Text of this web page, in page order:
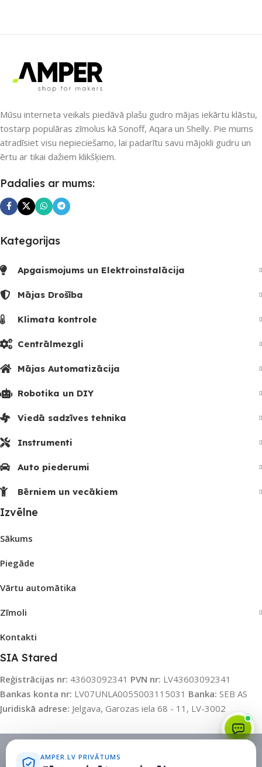
PIEEJAMS UZREIZ
Nē
UZREIZ PIEEJAMAIS
SKAITS
PIEEJAMS UZREIZ
Nē
Mūsu interneta veikals piedāvā plašu gudro mājas iekārtu klāstu,
tostarp populāras zīmolus kā Sonoff, Aqara un Shelly. Pie mums
atradīsiet visu nepieciešamo, lai padarītu savu mājokli gudru un
ērtu ar tikai dažiem klikšķiem.
Padalies ar mums:
Kategorijas
Apgaismojums un Elektroinstalācija
Mājas Drošība
Klimata kontrole
Centrālmezgli
Mājas Automatizācija
Robotika un DIY
Viedā sadzīves tehnika
Instrumenti
Auto piederumi
Bērniem un vecākiem
Izvēlne
Sākums
Piegāde
Vārtu automātika
Zīmoli
Kontakti
SIA Stared
Reģistrācijas nr: 43603092341 PVN nr: LV43603092341
Bankas konta nr: LV07UNLA0055003115031 Banka: SEB AS
Juridiskā adrese: Jelgava, Garozas iela 68 - 11, LV-3002
AMPER.LV PRIVĀTUMS